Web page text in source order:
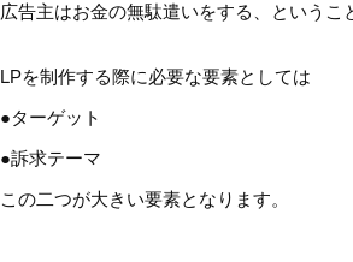
広告主はお金の無駄遣いをする、というこ
LPを制作する際に必要な要素としては
●ターゲット
●訴求テーマ
この二つが大きい要素となります。